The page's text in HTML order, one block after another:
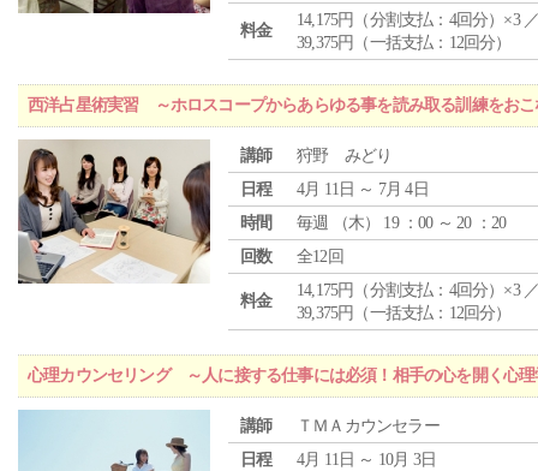
料金
14,175円（分割支払：4回分）×3
39,375円（一括支払：12回分）
西洋占星術実習 ～ホロスコープからあらゆる事を読み取る訓練をおこ
講師
狩野 みどり
日程
4月 11日 ～ 7月 4日
時間
毎週 （木） 19 ：00 ～ 20 ：20
回数
全12回
料金
14,175円（分割支払：4回分）×3
39,375円（一括支払：12回分）
心理カウンセリング ～人に接する仕事には必須！相手の心を開く心理
講師
ＴＭＡカウンセラー
日程
4月 11日 ～ 10月 3日